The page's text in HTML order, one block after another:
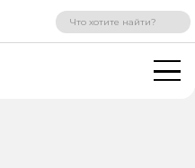
ВХОД РЕГИСТРАЦИЯ